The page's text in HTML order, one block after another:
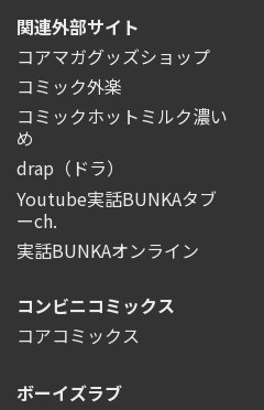
関連外部サイト
コアマガグッズショップ
コミック外楽
コミックホットミルク濃い
め
drap（ドラ）
Youtube実話BUNKAタブ
ーch.
実話BUNKAオンライン
コンビニコミックス
コアコミックス
ボーイズラブ